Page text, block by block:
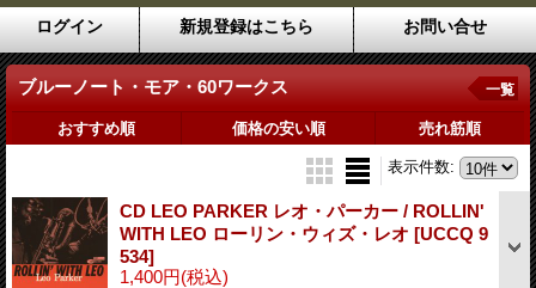
ログイン 新規登録はこちら お問い合せ
ブルーノート・モア・60ワークス 一覧
おすすめ順 価格の安い順 売れ筋順
表示件数:
CD LEO PARKER レオ・パーカー / ROLLIN'
WITH LEO ローリン・ウィズ・レオ [UCCQ 9
534]
1,400円(税込)